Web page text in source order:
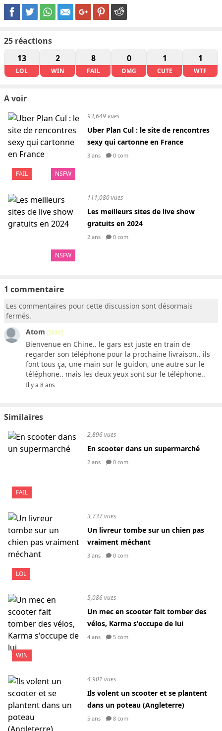
25 réactions
13
LOL
2
WIN
8
FAIL
0
OMG
1
CUTE
1
WTF
A voir
FAIL NSFW
93,649 vues
Uber Plan Cul : le site de rencontres
sexy qui cartonne en France
3 ans 0 com
NSFW
111,080 vues
Les meilleurs sites de live show
gratuits en 2024
2 ans 0 com
1 commentaire
Les commentaires pour cette discussion sont désormais
fermés.
Atom [000!0]
Bienvenue en Chine.. le gars est juste en train de
regarder son téléphone pour la prochaine livraison.. ils
font tous ça, une main sur le guidon, une autre sur le
téléphone.. mais les deux yeux sont sur le téléphone..
Il y a 8 ans
Similaires
FAIL
2,896 vues
En scooter dans un supermarché
2 ans 0 com
LOL
3,737 vues
Un livreur tombe sur un chien pas
vraiment méchant
3 ans 0 com
WIN
5,086 vues
Un mec en scooter fait tomber des
vélos, Karma s'occupe de lui
4 ans 5 com
4,901 vues
Ils volent un scooter et se plantent
dans un poteau (Angleterre)
5 ans 8 com